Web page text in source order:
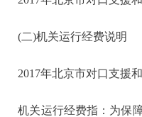
(二)机关运行经费说明
2017年北京市对口支援和
机关运行经费指：为保障